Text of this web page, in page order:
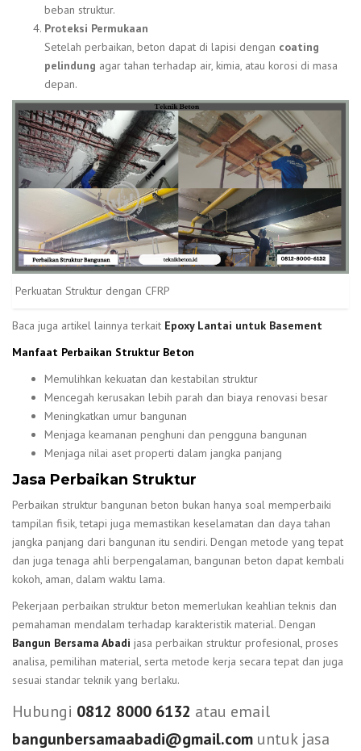
beban struktur.
Proteksi Permukaan
Setelah perbaikan, beton dapat di lapisi dengan coating
pelindung agar tahan terhadap air, kimia, atau korosi di masa
depan.
Perkuatan Struktur dengan CFRP
Baca juga artikel lainnya terkait Epoxy Lantai untuk Basement
Manfaat Perbaikan Struktur Beton
Memulihkan kekuatan dan kestabilan struktur
Mencegah kerusakan lebih parah dan biaya renovasi besar
Meningkatkan umur bangunan
Menjaga keamanan penghuni dan pengguna bangunan
Menjaga nilai aset properti dalam jangka panjang
Jasa Perbaikan Struktur
Perbaikan struktur bangunan beton bukan hanya soal memperbaiki
tampilan fisik, tetapi juga memastikan keselamatan dan daya tahan
jangka panjang dari bangunan itu sendiri. Dengan metode yang tepat
dan juga tenaga ahli berpengalaman, bangunan beton dapat kembali
kokoh, aman, dalam waktu lama.
Pekerjaan perbaikan struktur beton memerlukan keahlian teknis dan
pemahaman mendalam terhadap karakteristik material. Dengan
Bangun Bersama Abadi jasa perbaikan struktur profesional, proses
analisa, pemilihan material, serta metode kerja secara tepat dan juga
sesuai standar teknik yang berlaku.
Hubungi 0812 8000 6132 atau email
bangunbersamaabadi@gmail.com untuk jasa